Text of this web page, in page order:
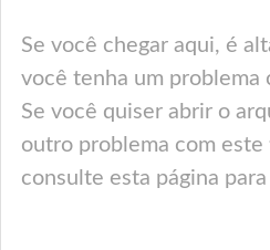
Se você chegar aqui, é
você tenha um problema
Se você quiser abrir o
outro problema com
consulte esta página